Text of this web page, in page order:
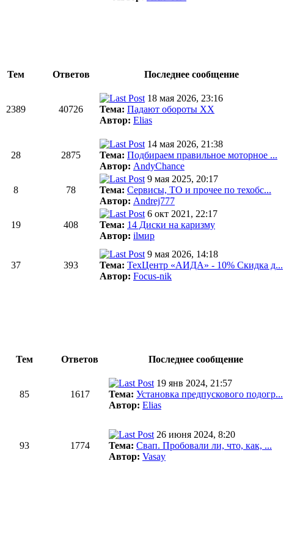
Тем Ответов
Последнее сообщение
2389 40726
18 мая 2026, 23:16
Тема: Падают обороты ХХ
Автор: Elias
28 2875
14 мая 2026, 21:38
Тема: Подбираем правильное моторное ...
Автор: AndyChance
8 78
9 мая 2025, 20:17
Тема: Сервисы, ТО и прочее по техобс...
Автор: Andrej777
19 408
6 окт 2021, 22:17
Тема: 14 Диски на каризму
Автор: ilмир
37 393
9 мая 2026, 14:18
Тема: ТехЦентр «АИДА» - 10% Скидка д...
Автор: Focus-nik
Тем Ответов
Последнее сообщение
85 1617
19 янв 2024, 21:57
Тема: Установка предпускового подогр...
Автор: Elias
93 1774
26 июня 2024, 8:20
Тема: Свап. Пробовали ли, что, как, ...
Автор: Vasay